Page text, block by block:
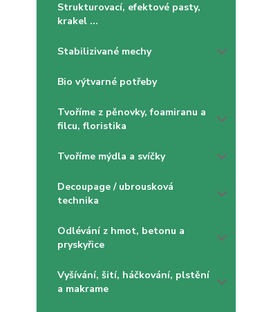
Strukturovací, efektové pasty,
krakel ...
Stabilizivané mechy
Bio výtvarné potřeby
Tvoříme z pěnovky, foamiranu a
filcu, floristika
Tvoříme mýdla a svíčky
Decoupage / ubrousková
technika
Odlévání z hmot, betonu a
pryskyřice
Vyšívání, šití, háčkování, plstění
a makrame